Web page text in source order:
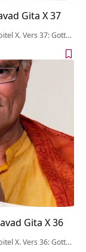
Gita X 37
X. Vers 37: Gott…
Gita X 36
X. Vers 36: Gott…